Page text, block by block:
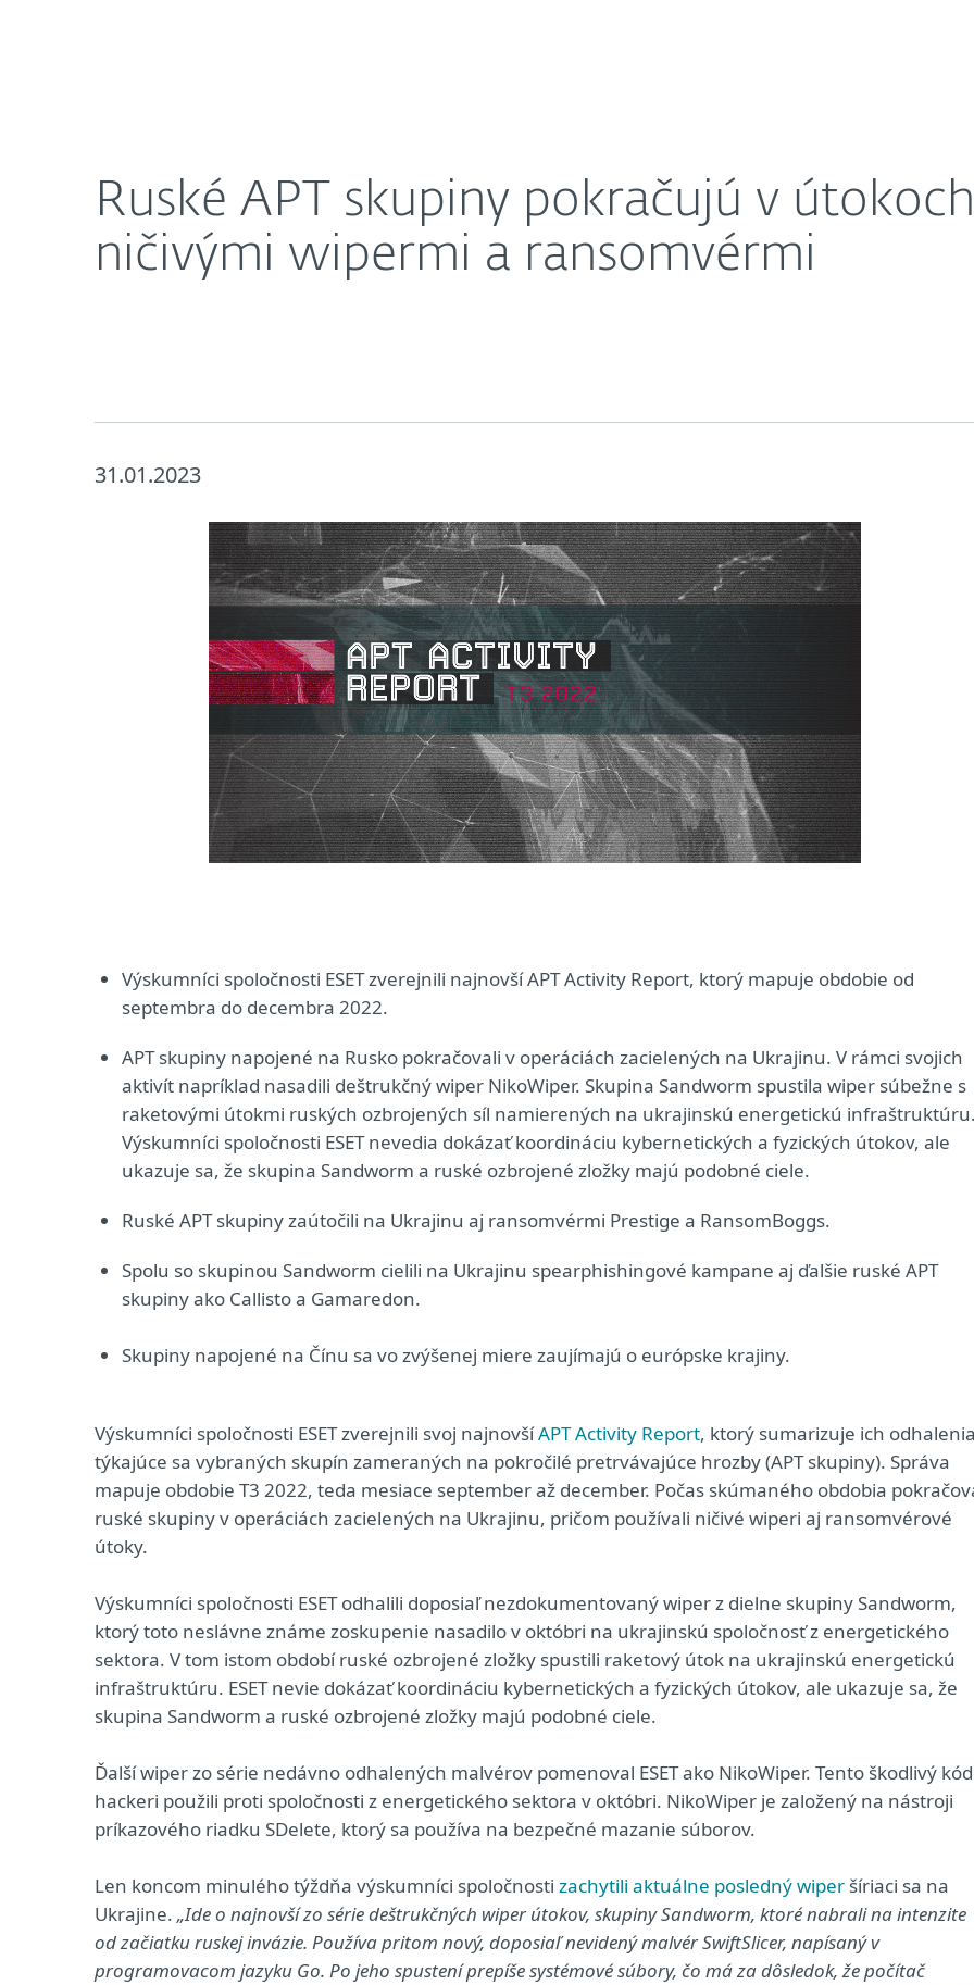
Ruské APT skupiny pokračujú v
ničivými wipermi a ransomvérmi
31.01.2023
Výskumníci spoločnosti ESET zverejnili najnovší APT Activity Report, ktorý mapuje obdobie od
septembra do decembra 2022.
APT skupiny napojené na Rusko pokračovali v operáciách zacielených na Ukrajinu. V rámci svojich
aktivít napríklad nasadili deštrukčný wiper NikoWiper. Skupina Sandworm spustila wiper súbežne s
raketovými útokmi ruských ozbrojených síl namierených na ukrajinskú energetickú
Výskumníci spoločnosti ESET nevedia dokázať koordináciu kybernetických a fyzických útokov, ale
ukazuje sa, že skupina Sandworm a ruské ozbrojené zložky majú podobné ciele.
Ruské APT skupiny zaútočili na Ukrajinu aj ransomvérmi Prestige a RansomBoggs.
Spolu so skupinou Sandworm cielili na Ukrajinu spearphishingové kampane aj ďalšie ruské APT
skupiny ako Callisto a Gamaredon.
Skupiny napojené na Čínu sa vo zvýšenej miere zaujímajú o európske krajiny.
Výskumníci spoločnosti ESET zverejnili svoj najnovšíAPT Activity Report, ktorý sumarizuje ich
týkajúce sa vybraných skupín zameraných na pokročilé pretrvávajúce hrozby (APT skupiny). Správa
mapuje obdobie T3 2022, teda mesiace september až december. Počas skúmaného obdobia
ruské skupiny v operáciách zacielených na Ukrajinu, pričom používali ničivé wiperi aj ransomvérové
útoky.
Výskumníci spoločnosti ESET odhalili doposiaľ nezdokumentovaný wiper z dielne skupiny Sandworm,
ktorý toto neslávne známe zoskupenie nasadilo v októbri na ukrajinskú spoločnosť z energetického
sektora. V tom istom období ruské ozbrojené zložky spustili raketový útok na ukrajinskú energetickú
infraštruktúru. ESET nevie dokázať koordináciu kybernetických a fyzických útokov, ale ukazuje sa, že
skupina Sandworm a ruské ozbrojené zložky majú podobné ciele.
Ďalší wiper zo série nedávno odhalených malvérov pomenoval ESET ako NikoWiper. Tento škodlivý kód
hackeri použili proti spoločnosti z energetického sektora v októbri. NikoWiper je založený na nástroji
príkazového riadku SDelete, ktorý sa používa na bezpečné mazanie súborov.
Len koncom minulého týždňa výskumníci spoločnosti zachytili aktuálne posledný wiper šíriaci sa na
Ukrajine. „Ide o najnovší zo série deštrukčných wiper útokov, skupiny Sandworm, ktoré nabrali na intenzite
od začiatku ruskej invázie. Používa pritom nový, doposiaľ nevidený malvér SwiftSlicer, napísaný v
programovacom jazyku Go. Po jeho spustení prepíše systémové súbory, čo má za dôsledok, že počítač